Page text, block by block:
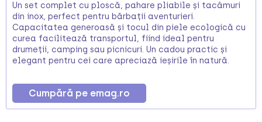
Un set complet cu ploscă, pahare pliabile și tacâmuri
din inox, perfect pentru bărbații aventurieri.
Capacitatea generoasă și tocul din piele ecologică cu
curea facilitează transportul, fiind ideal pentru
drumeții, camping sau picnicuri. Un cadou practic și
elegant pentru cei care apreciază ieșirile în natură.
Cumpără pe emag.ro